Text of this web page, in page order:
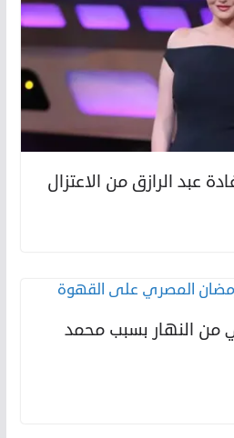
عبد الرازق من الاعتزال
من النهار بسبب محمد